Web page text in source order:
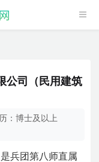
公司（民用建筑
：博士及以上
兵团第八师直属